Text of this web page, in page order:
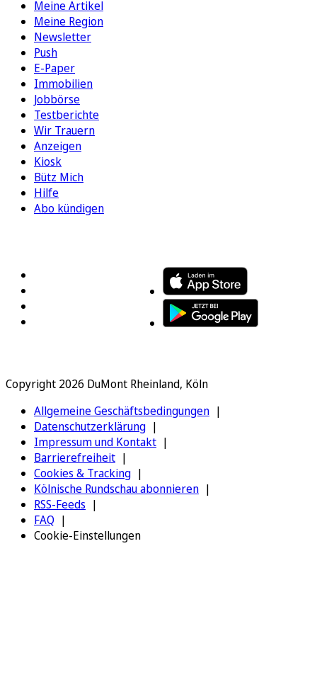
Meine Artikel
Meine Region
Newsletter
Push
E-Paper
Immobilien
Jobbörse
Testberichte
Wir Trauern
Anzeigen
Kiosk
Bütz Mich
Hilfe
Abo kündigen
Copyright 2026 DuMont Rheinland, Köln
Allgemeine Geschäftsbedingungen
Datenschutzerklärung
Impressum und Kontakt
Barrierefreiheit
Cookies & Tracking
Kölnische Rundschau abonnieren
RSS-Feeds
FAQ
Cookie-Einstellungen